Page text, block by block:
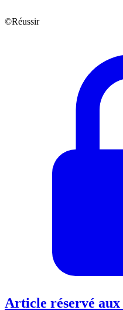
©Réussir
Article réservé aux